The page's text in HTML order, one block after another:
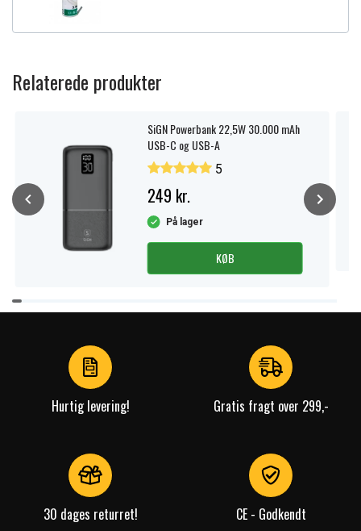
Relaterede produkter
SiGN Powerbank 22,5W 30.000 mAh
USB-C og USB-A
5
249 kr.
På lager
KØB
Item
1
Hurtig levering! Gratis fragt over 299,-
30 dages returret! CE - Godkendt